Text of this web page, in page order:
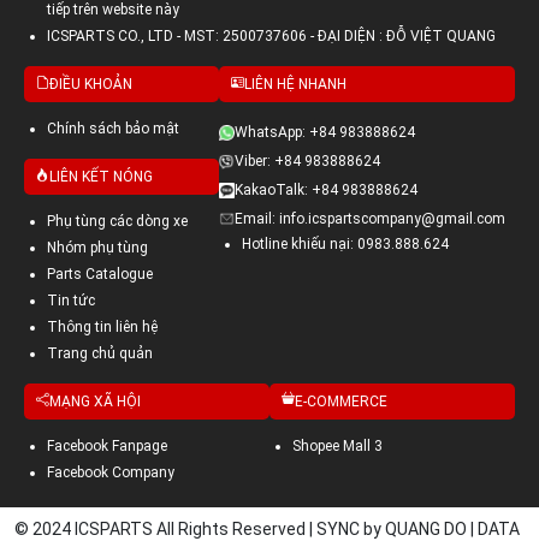
tiếp trên website này
ICSPARTS CO., LTD - MST: 2500737606 - ĐẠI DIỆN : ĐỖ VIỆT QUANG
ĐIỀU KHOẢN
Chính sách bảo mật
LIÊN KẾT NÓNG
Phụ tùng các dòng xe
Nhóm phụ tùng
Parts Catalogue
Tin tức
Thông tin liên hệ
Trang chủ quản
LIÊN HỆ NHANH
WhatsApp: +84 983888624
Viber: +84 983888624
KakaoTalk: +84 983888624
Email: info.icspartscompany@gmail.com
Hotline khiếu nại: 0983.888.624
MẠNG XÃ HỘI
Facebook Fanpage
Facebook Company
E-COMMERCE
Shopee Mall 3
© 2024 ICSPARTS All Rights Reserved | SYNC by QUANG DO | DATA